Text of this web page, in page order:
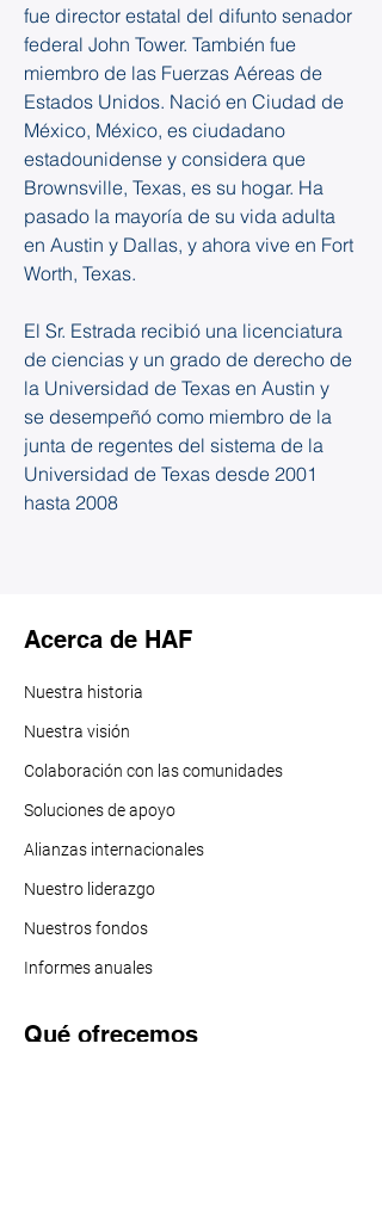
fue director estatal del difunto senador
federal John Tower. También fue
miembro de las Fuerzas Aéreas de
Estados Unidos. Nació en Ciudad de
México, México, es ciudadano
estadounidense y considera que
Brownsville, Texas, es su hogar. Ha
pasado la mayoría de su vida adulta
en Austin y Dallas, y ahora vive en Fort
Worth, Texas.
El Sr. Estrada recibió una licenciatura
de ciencias y un grado de derecho de
la Universidad de Texas en Austin y
se desempeñó como miembro de la
junta de regentes del sistema de la
Universidad de Texas desde 2001
hasta 2008
Acerca de HAF
Nuestra historia
Nuestra visión
Colaboración con las comunidades
Soluciones de apoyo
Alianzas internacionales
Nuestro liderazgo
Nuestros fondos
Informes anuales
Qué ofrecemos